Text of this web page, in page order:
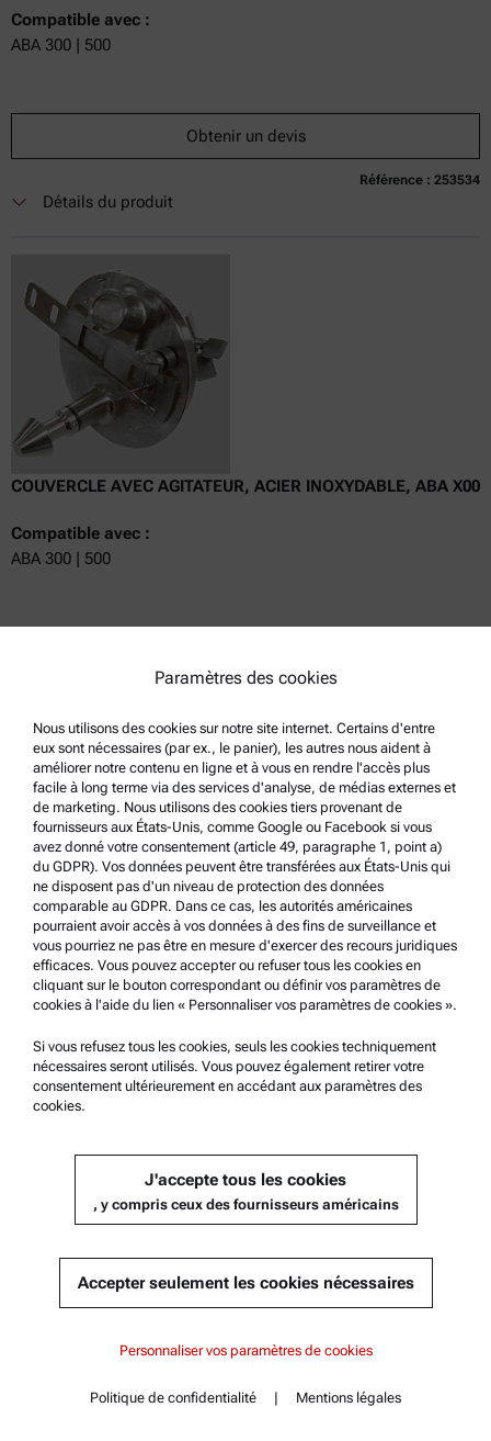
Compatible avec :
ABA 300 | 500
Obtenir un devis
Référence : 253534
Détails du produit
COUVERCLE AVEC AGITATEUR, ACIER INOXYDABLE, ABA X00
Compatible avec :
ABA 300 | 500
KIT D’ESSAI, ISO 13736 (ÉPROUVETTE, COUVERCLE, MULTI-
Compatible avec :
ABA 300 | 500
Obtenir un devis
Détails du produit
Paramètres des cookies
Nous utilisons des cookies sur notre site internet. Certains d'entre
eux sont nécessaires (par ex., le panier), les autres nous aident à
améliorer notre contenu en ligne et à vous en rendre l'accès plus
facile à long terme via des services d'analyse, de médias externes et
de marketing. Nous utilisons des cookies tiers provenant de
fournisseurs aux États-Unis, comme Google ou Facebook si vous
avez donné votre consentement (article 49, paragraphe 1, point a)
du GDPR). Vos données peuvent être transférées aux États-Unis qui
ne disposent pas d'un niveau de protection des données
comparable au GDPR. Dans ce cas, les autorités américaines
pourraient avoir accès à vos données à des fins de surveillance et
vous pourriez ne pas être en mesure d'exercer des recours juridiques
efficaces. Vous pouvez accepter ou refuser tous les cookies en
cliquant sur le bouton correspondant ou définir vos paramètres de
cookies à l'aide du lien « Personnaliser vos paramètres de cookies ».
Si vous refusez tous les cookies, seuls les cookies techniquement
nécessaires seront utilisés. Vous pouvez également retirer votre
consentement ultérieurement en accédant aux paramètres des
cookies.
J'accepte tous les cookies
, y compris ceux des fournisseurs américains
Accepter seulement les cookies nécessaires
Personnaliser vos paramètres de cookies
Politique de confidentialité | Mentions légales
Caractéristiques principales
ABA 500
Contact Table des matières